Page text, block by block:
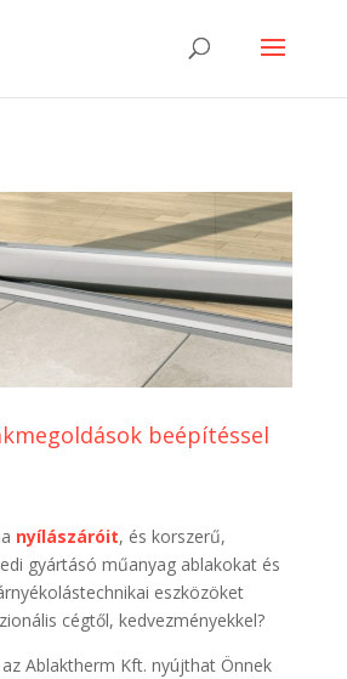
beépítéssel
nyílászáróit, és korszerű,
gyártásó műanyag ablakokat és
eszközöket
cégtől, kedvezményekkel?
Ablaktherm Kft. nyújthat Önnek